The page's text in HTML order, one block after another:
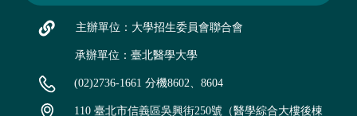
主辦單位：大學招生委員會聯合會
承辦單位：臺北醫學大學
(02)2736-1661 分機8602、8604
110 臺北市信義區吳興街250號（醫學綜合大樓後棟